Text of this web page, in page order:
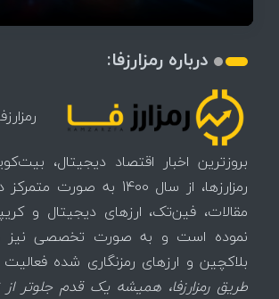
درباره رمزارزفا:
بروزترین اخبار اقتصاد دیجیتال،
رمزارزها، از سال 1400 به
مقالات، فین‌تک، ارزهای‌ دیجیتال و
نموده است و به صورت تخصصی نیز در
بلاکچین و ارزهای رمزنگاری شده
طریق رمزارزفا، همیشه یک قدم جلوتر از